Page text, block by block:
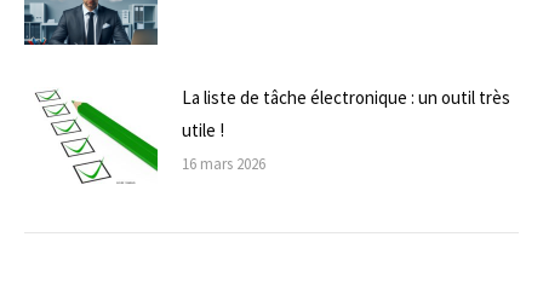
La liste de tâche électronique : un outil très
utile !
16 mars 2026